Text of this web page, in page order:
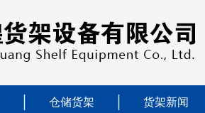
仓储货架 货架新闻